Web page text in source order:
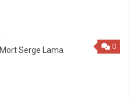
0
Mort Serge Lama